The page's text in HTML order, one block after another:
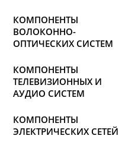
КОМПОНЕНТЫ
ВОЛОКОННО-
ОПТИЧЕСКИХ СИСТЕМ
КОМПОНЕНТЫ
ТЕЛЕВИЗИОННЫХ И
АУДИО СИСТЕМ
КОМПОНЕНТЫ
ЭЛЕКТРИЧЕСКИХ СЕТЕЙ